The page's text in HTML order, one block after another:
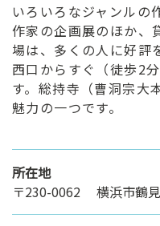
ス
プ
いろいろなジャンルの
作家の企画展のほか、
場は、多くの人に好評
西口からすぐ（徒歩2
す。総持寺（曹洞宗大
魅力の一つです。
所在地
〒230-0062 横浜市鶴